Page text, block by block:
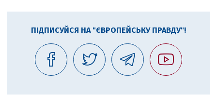
ПІДПИСУЙСЯ НА "ЄВРОПЕЙСЬКУ ПРАВДУ"!